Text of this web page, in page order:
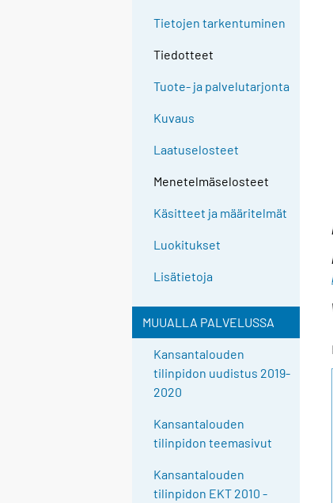
Tietojen tarkentuminen
Tiedotteet
Tuote- ja palvelutarjonta
Kuvaus
Laatuselosteet
Menetelmäselosteet
Käsitteet ja määritelmät
Luokitukset
Lisätietoja
MUUALLA PALVELUSSA
Kansantalouden
tilinpidon uudistus 2019-
2020
Kansantalouden
tilinpidon teemasivut
Kansantalouden
tilinpidon EKT 2010 -